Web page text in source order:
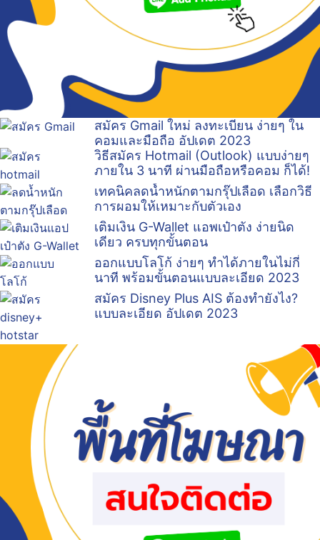
สมัคร Gmail ใหม่ ลงทะเบียน ง่ายๆ ใน
คอมและมือถือ อัปเดต 2023
วิธีสมัคร Hotmail (Outlook) แบบง่ายๆ
ภายใน 3 นาที ผ่านมือถือหรือคอม ก็ได้!
เทคนิคลดน้ำหนักตามกรุ๊ปเลือด เลือกวิธี
การผอมให้เหมาะกับตัวเอง
เติมเงิน G-Wallet แอพเป๋าตัง ง่ายนิด
เดียว ครบทุกขั้นตอน
ออกแบบโลโก้ ง่ายๆ ทำได้ภายในไม่กี่
นาที พร้อมขั้นตอนแบบละเอียด 2023
สมัคร Disney Plus AIS ต้องทำยังไง?
แบบละเอียด อัปเดต 2023